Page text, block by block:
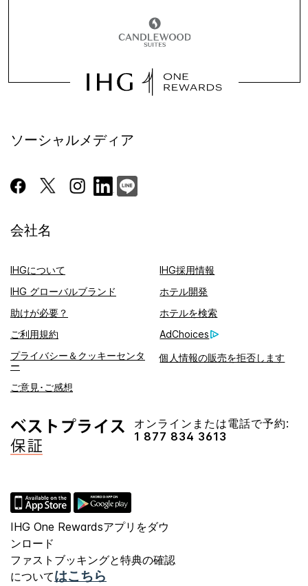
ソーシャルメディア
会社名
IHGについて
IHG採用情報
IHG グローバルブランド
ホテル開発
助けが必要？
ホテルを検索
ご利用規約
AdChoices
プライバシー＆クッキーセンタ
ー
個人情報の販売を拒否します
ご意見･ご感想
オンラインまたは電話で予約:
1 877 834 3613
IHG One Rewardsアプリをダウ
ンロード
ファストブッキングと特典の確認
についてはこちら